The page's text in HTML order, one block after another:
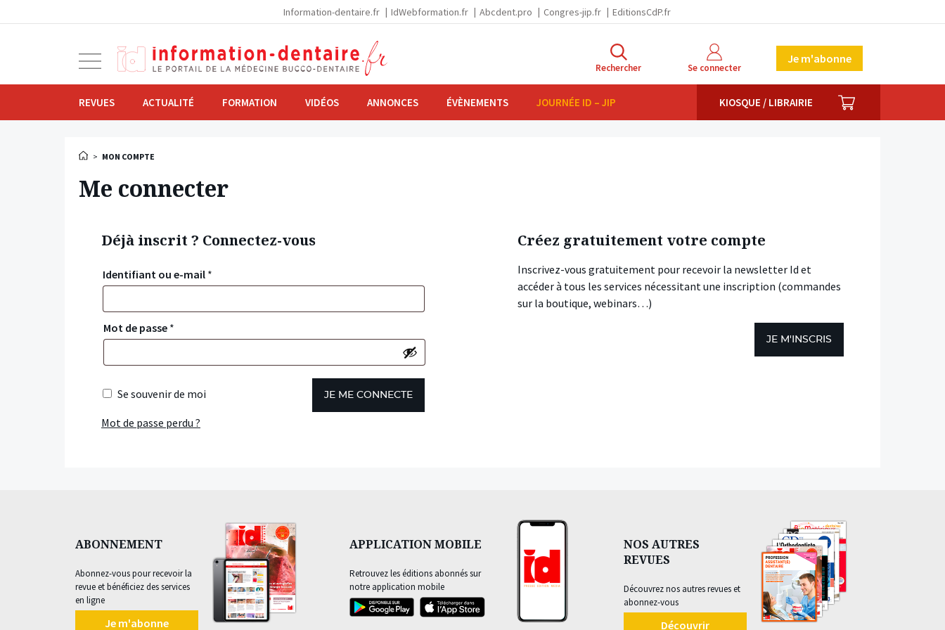
Information-dentaire.fr IdWebformation.fr Abcdent.pro Congres-jip.fr EditionsCdP.fr
navigation
Rechercher Se connecter
Je m'abonne
REVUES ACTUALITÉ FORMATION VIDÉOS ANNONCES ÉVÈNEMENTS JOURNÉE ID – JIP KIOSQUE / LIBRAIRIE PANIER
> MON COMPTE
Me connecter
Déjà inscrit ? Connectez-vous
Identifiant ou e-mail *
Mot de passe *
Se souvenir de moi JE ME CONNECTE
Mot de passe perdu ?
Créez gratuitement votre compte
Inscrivez-vous gratuitement pour recevoir la newsletter Id et
accéder à tous les services nécessitant une inscription (commandes
sur la boutique, webinars…)
JE M'INSCRIS
ABONNEMENT
Abonnez-vous pour recevoir la
revue et bénéficiez des services
en ligne
Je m'abonne
APPLICATION MOBILE
Retrouvez les éditions abonnés sur
notre application mobile
NOS AUTRES
REVUES
Découvrez nos autres revues et
abonnez-vous
Découvrir